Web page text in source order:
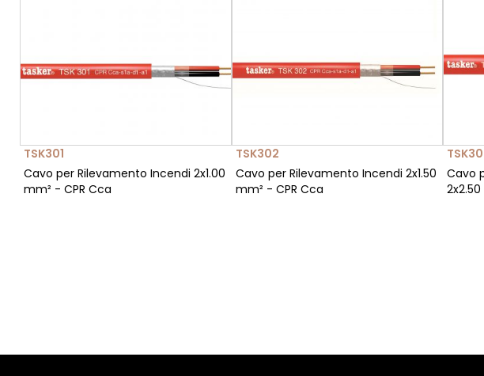
TSK301
Cavo per Rilevamento Incendi 2x1.00
mm² - CPR Cca
TSK302
Cavo per Rilevamento Incendi 2x1.50
mm² - CPR Cca
Cavo